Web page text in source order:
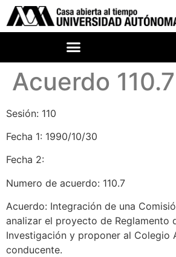
Acuerdo 110.7
Sesión: 110
Fecha 1: 1990/10/30
Fecha 2:
Numero de acuerdo: 110.7
Acuerdo: Integración de una
analizar el proyecto de Reglamento
Investigación y proponer al Colegio
conducente.